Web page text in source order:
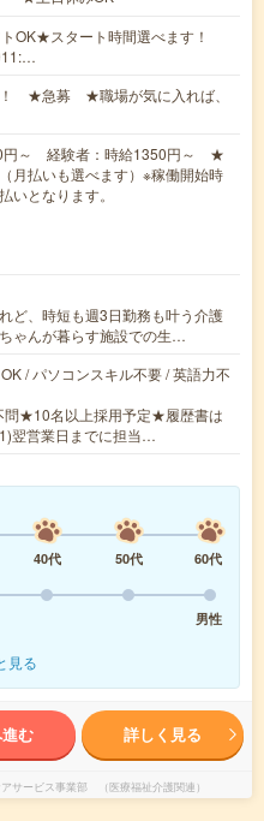
OK★スタート時間選べます！
！ ★急募 ★職場が気に入れば、
円～ 経験者：時給1350円～ ★
月払いも選べます）※稼働開始時
いとなります。
ど、時短も週3日勤務も叶う介護
ゃんが暮らす施設での生…
/ パソコンスキル不要 / 英語力不
問★10名以上採用予定★履歴書は
翌営業日までに担当…
40代 50代
60代
男性
見る
む 詳しく見る
サービス事業部 （医療福祉介護関連）